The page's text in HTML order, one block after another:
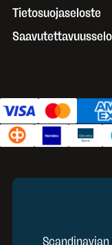
Tietosuojaseloste